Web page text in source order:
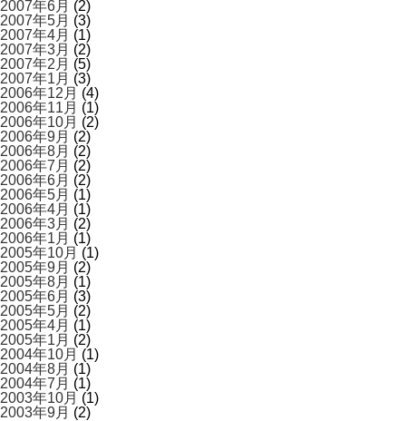
2007年6月 (2)
2007年5月 (3)
2007年4月 (1)
2007年3月 (2)
2007年2月 (5)
2007年1月 (3)
2006年12月 (4)
2006年11月 (1)
2006年10月 (2)
2006年9月 (2)
2006年8月 (2)
2006年7月 (2)
2006年6月 (2)
2006年5月 (1)
2006年4月 (1)
2006年3月 (2)
2006年1月 (1)
2005年10月 (1)
2005年9月 (2)
2005年8月 (1)
2005年6月 (3)
2005年5月 (2)
2005年4月 (1)
2005年1月 (2)
2004年10月 (1)
2004年8月 (1)
2004年7月 (1)
2003年10月 (1)
2003年9月 (2)